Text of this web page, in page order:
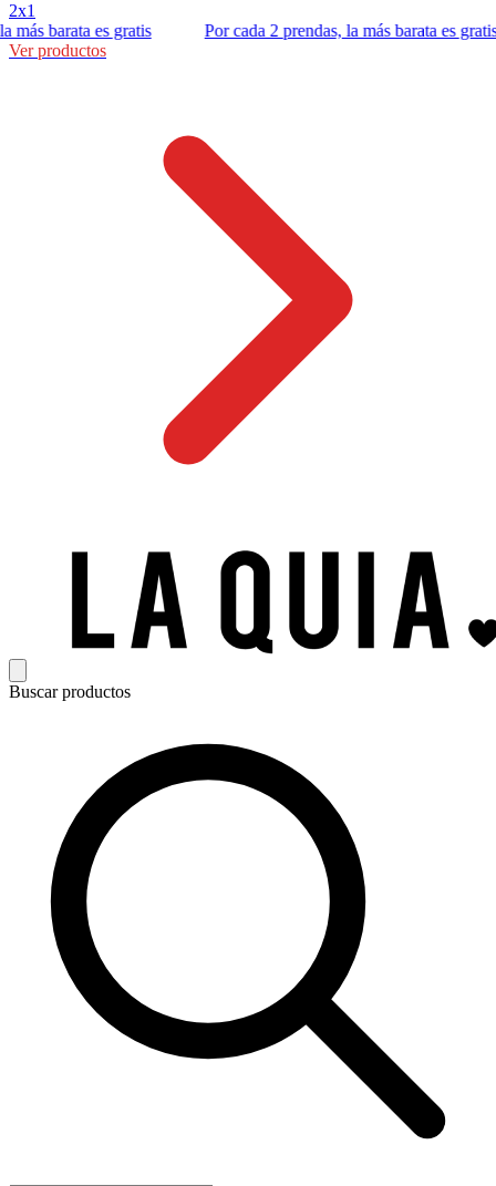
2x1
barata es gratis
Por cada 2 prendas, la más barata es gratis
Ver productos
Buscar productos